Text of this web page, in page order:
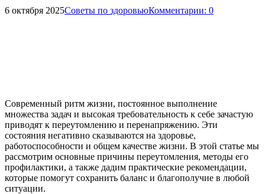
6 октября 2025Советы по здоровьюКомментарии: 0
Современный ритм жизни, постоянное выполнение
множества задач и высокая требовательность к себе зачастую
приводят к переутомлению и перенапряжению. Эти
состояния негативно сказываются на здоровье,
работоспособности и общем качестве жизни. В этой статье мы
рассмотрим основные причины переутомления, методы его
профилактики, а также дадим практические рекомендации,
которые помогут сохранить баланс и благополучие в любой
ситуации.